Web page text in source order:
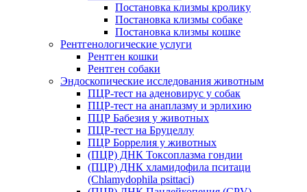
Постановка клизмы кролику
Постановка клизмы собаке
Постановка клизмы кошке
Рентгенологические услуги
Рентген кошки
Рентген собаки
Эндоскопические исследования животным
ПЦР-тест на аденовирус у собак
ПЦР-тест на анаплазму и эрлихию
ПЦР Бабезия у животных
ПЦР-тест на Бруцеллу
ПЦР Боррелия у животных
(ПЦР) ДНК Токсоплазма гондии
(ПЦР) ДНК хламидофила пситаци
(Chlamydophila psittaci)